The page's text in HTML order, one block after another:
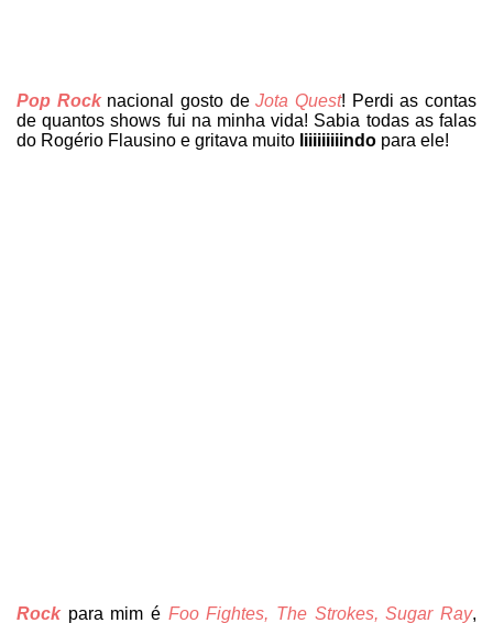
Pop Rocknacional gosto deJota Quest! Perdi as contas
de quantos shows fui na minha vida! Sabia todas as falas
do Rogério Flausino e gritava muito liiiiiiiiindo para ele!
Rock para mim é Foo Fightes, The Strokes, Sugar Ray,